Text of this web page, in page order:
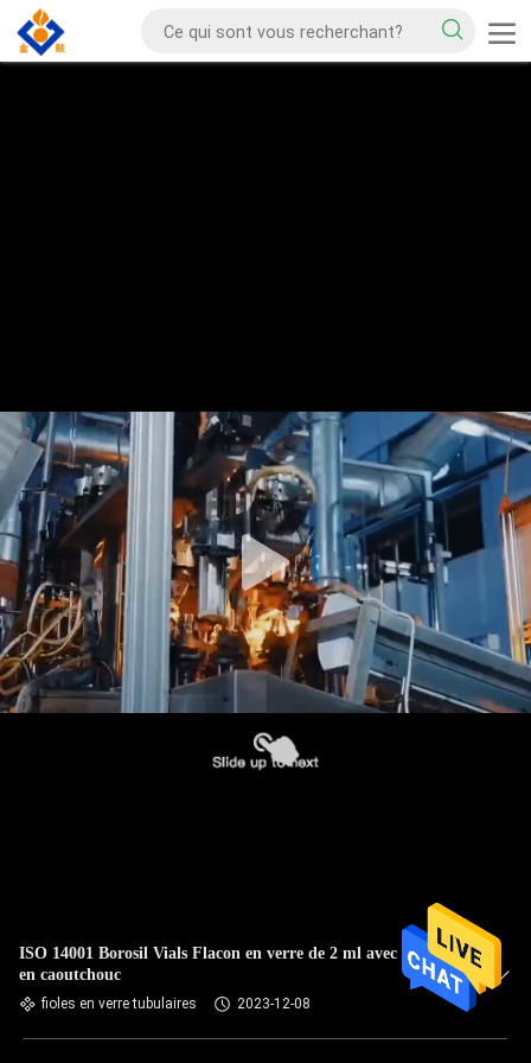
ISO 14001 Borosil Vials Flacon en verre de 2 ml avec bouchon
en caoutchouc
fioles en verre tubulaires 2023-12-08